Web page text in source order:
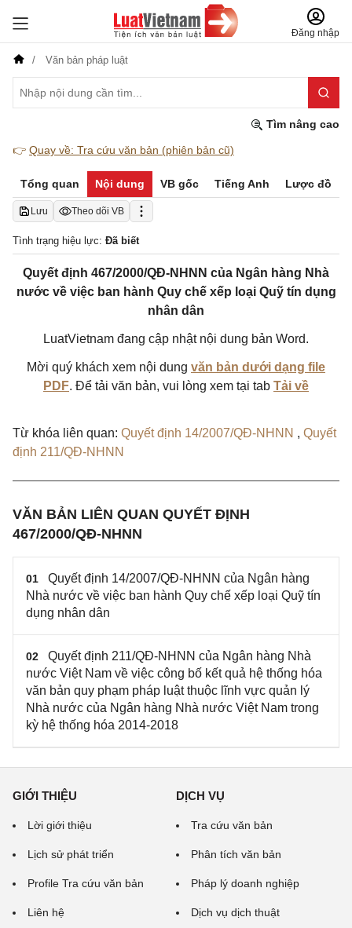
Đăng nhập
Văn bản pháp luật
Tìm nâng cao
👉 Quay về: Tra cứu văn bản (phiên bản cũ)
Tổng quan Nội dung VB gốc Tiếng Anh Lược đồ
Lưu Theo dõi VB
Tình trạng hiệu lực: Đã biết
Quyết định 467/2000/QĐ-NHNN của Ngân hàng Nhà
nước về việc ban hành Quy chế xếp loại Quỹ tín dụng
nhân dân
LuatVietnam đang cập nhật nội dung bản Word.
Mời quý khách xem nội dung văn bản dưới dạng file
PDF. Để tải văn bản, vui lòng xem tại tab Tải về
Từ khóa liên quan: Quyết định 14/2007/QĐ-NHNN , Quyết
định 211/QĐ-NHNN
VĂN BẢN LIÊN QUAN QUYẾT ĐỊNH
467/2000/QĐ-NHNN
01
Quyết định 14/2007/QĐ-NHNN của Ngân hàng
Nhà nước về việc ban hành Quy chế xếp loại Quỹ tín
dụng nhân dân
02
Quyết định 211/QĐ-NHNN của Ngân hàng Nhà
nước Việt Nam về việc công bố kết quả hệ thống hóa
văn bản quy phạm pháp luật thuộc lĩnh vực quản lý
Nhà nước của Ngân hàng Nhà nước Việt Nam trong
kỳ hệ thống hóa 2014-2018
GIỚI THIỆU
Lời giới thiệu
Lịch sử phát triển
Profile Tra cứu văn bản
Liên hệ
DỊCH VỤ
Tra cứu văn bản
Phân tích văn bản
Pháp lý doanh nghiệp
Dịch vụ dịch thuật